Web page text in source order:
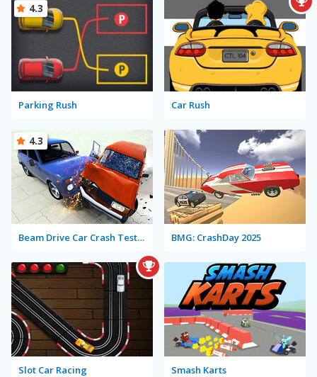
Parking Rush
4.3
Car Rush
Beam Drive Car Crash Test Simulator
4.3
BMG: CrashDay 2025
Slot Car Racing Smash Karts